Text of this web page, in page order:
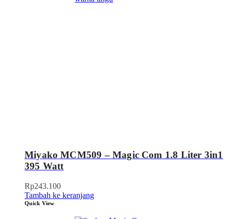
Miyako MCM509 – Magic Com 1.8 Liter 3in1
395 Watt
Rp243.100
Tambah ke keranjang
Quick View